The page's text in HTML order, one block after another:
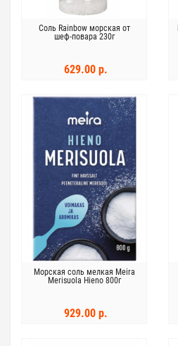
Соль Rainbow морская от
шеф-повара 230г
629.00 р.
Морская соль мелкая Meira
Merisuola Hieno 800г
929.00 р.